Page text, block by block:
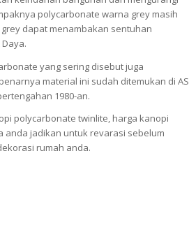
polycarbonate warna grey masih
dapat menambakan sentuhan
yang sering disebut juga
material ini sudah ditemukan di AS
1980-an.
polycarbonate twinlite, harga kanopi
anda jadikan untuk revarasi sebelum
rumah anda.